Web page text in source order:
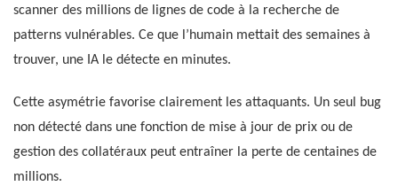
scanner des millions de lignes de code à la recherche de
patterns vulnérables. Ce que l’humain mettait des semaines à
trouver, une IA le détecte en minutes.
Cette asymétrie favorise clairement les attaquants. Un seul bug
non détecté dans une fonction de mise à jour de prix ou de
gestion des collatéraux peut entraîner la perte de centaines de
millions.